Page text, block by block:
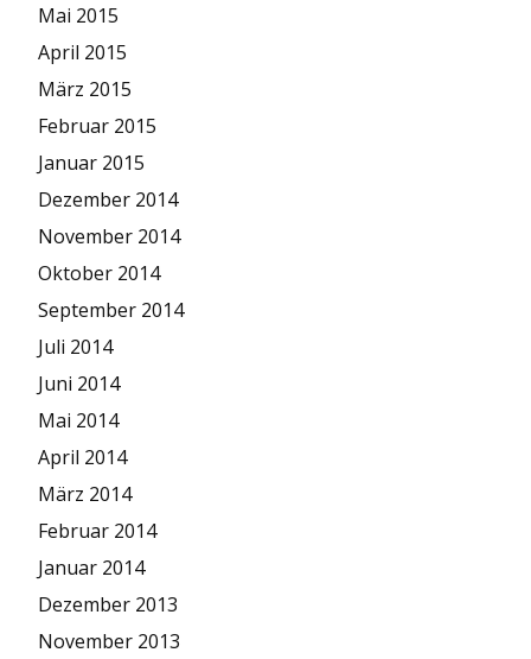
Mai 2015
April 2015
März 2015
Februar 2015
Januar 2015
Dezember 2014
November 2014
Oktober 2014
September 2014
Juli 2014
Juni 2014
Mai 2014
April 2014
März 2014
Februar 2014
Januar 2014
Dezember 2013
November 2013